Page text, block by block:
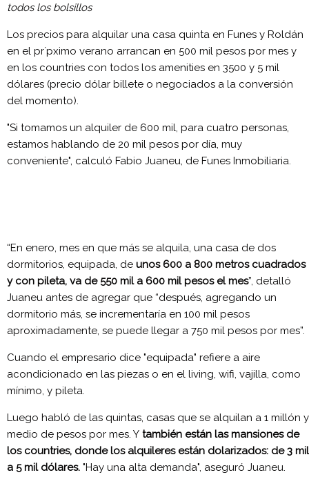
todos los bolsillos
Los precios para alquilar una casa quinta en Funes y Roldán
en el pr´pximo verano arrancan en 500 mil pesos por mes y
en los countries con todos los amenities en 3500 y 5 mil
dólares (precio dólar billete o negociados a la conversión
del momento).
"Si tomamos un alquiler de 600 mil, para cuatro personas,
estamos hablando de 20 mil pesos por día, muy
conveniente", calculó Fabio Juaneu, de Funes Inmobiliaria.
“En enero, mes en que más se alquila, una casa de dos
dormitorios, equipada, de unos 600 a 800 metros cuadrados
y con pileta, va de 550 mil a 600 mil pesos el mes”, detalló
Juaneu antes de agregar que “después, agregando un
dormitorio más, se incrementaría en 100 mil pesos
aproximadamente, se puede llegar a 750 mil pesos por mes”.
Cuando el empresario dice "equipada" refiere a aire
acondicionado en las piezas o en el living, wifi, vajilla, como
mínimo, y pileta.
Luego habló de las quintas, casas que se alquilan a 1 millón y
medio de pesos por mes. Y también están las mansiones de
los countries, donde los alquileres están dolarizados: de 3 mil
a 5 mil dólares. "Hay una alta demanda", aseguró Juaneu.